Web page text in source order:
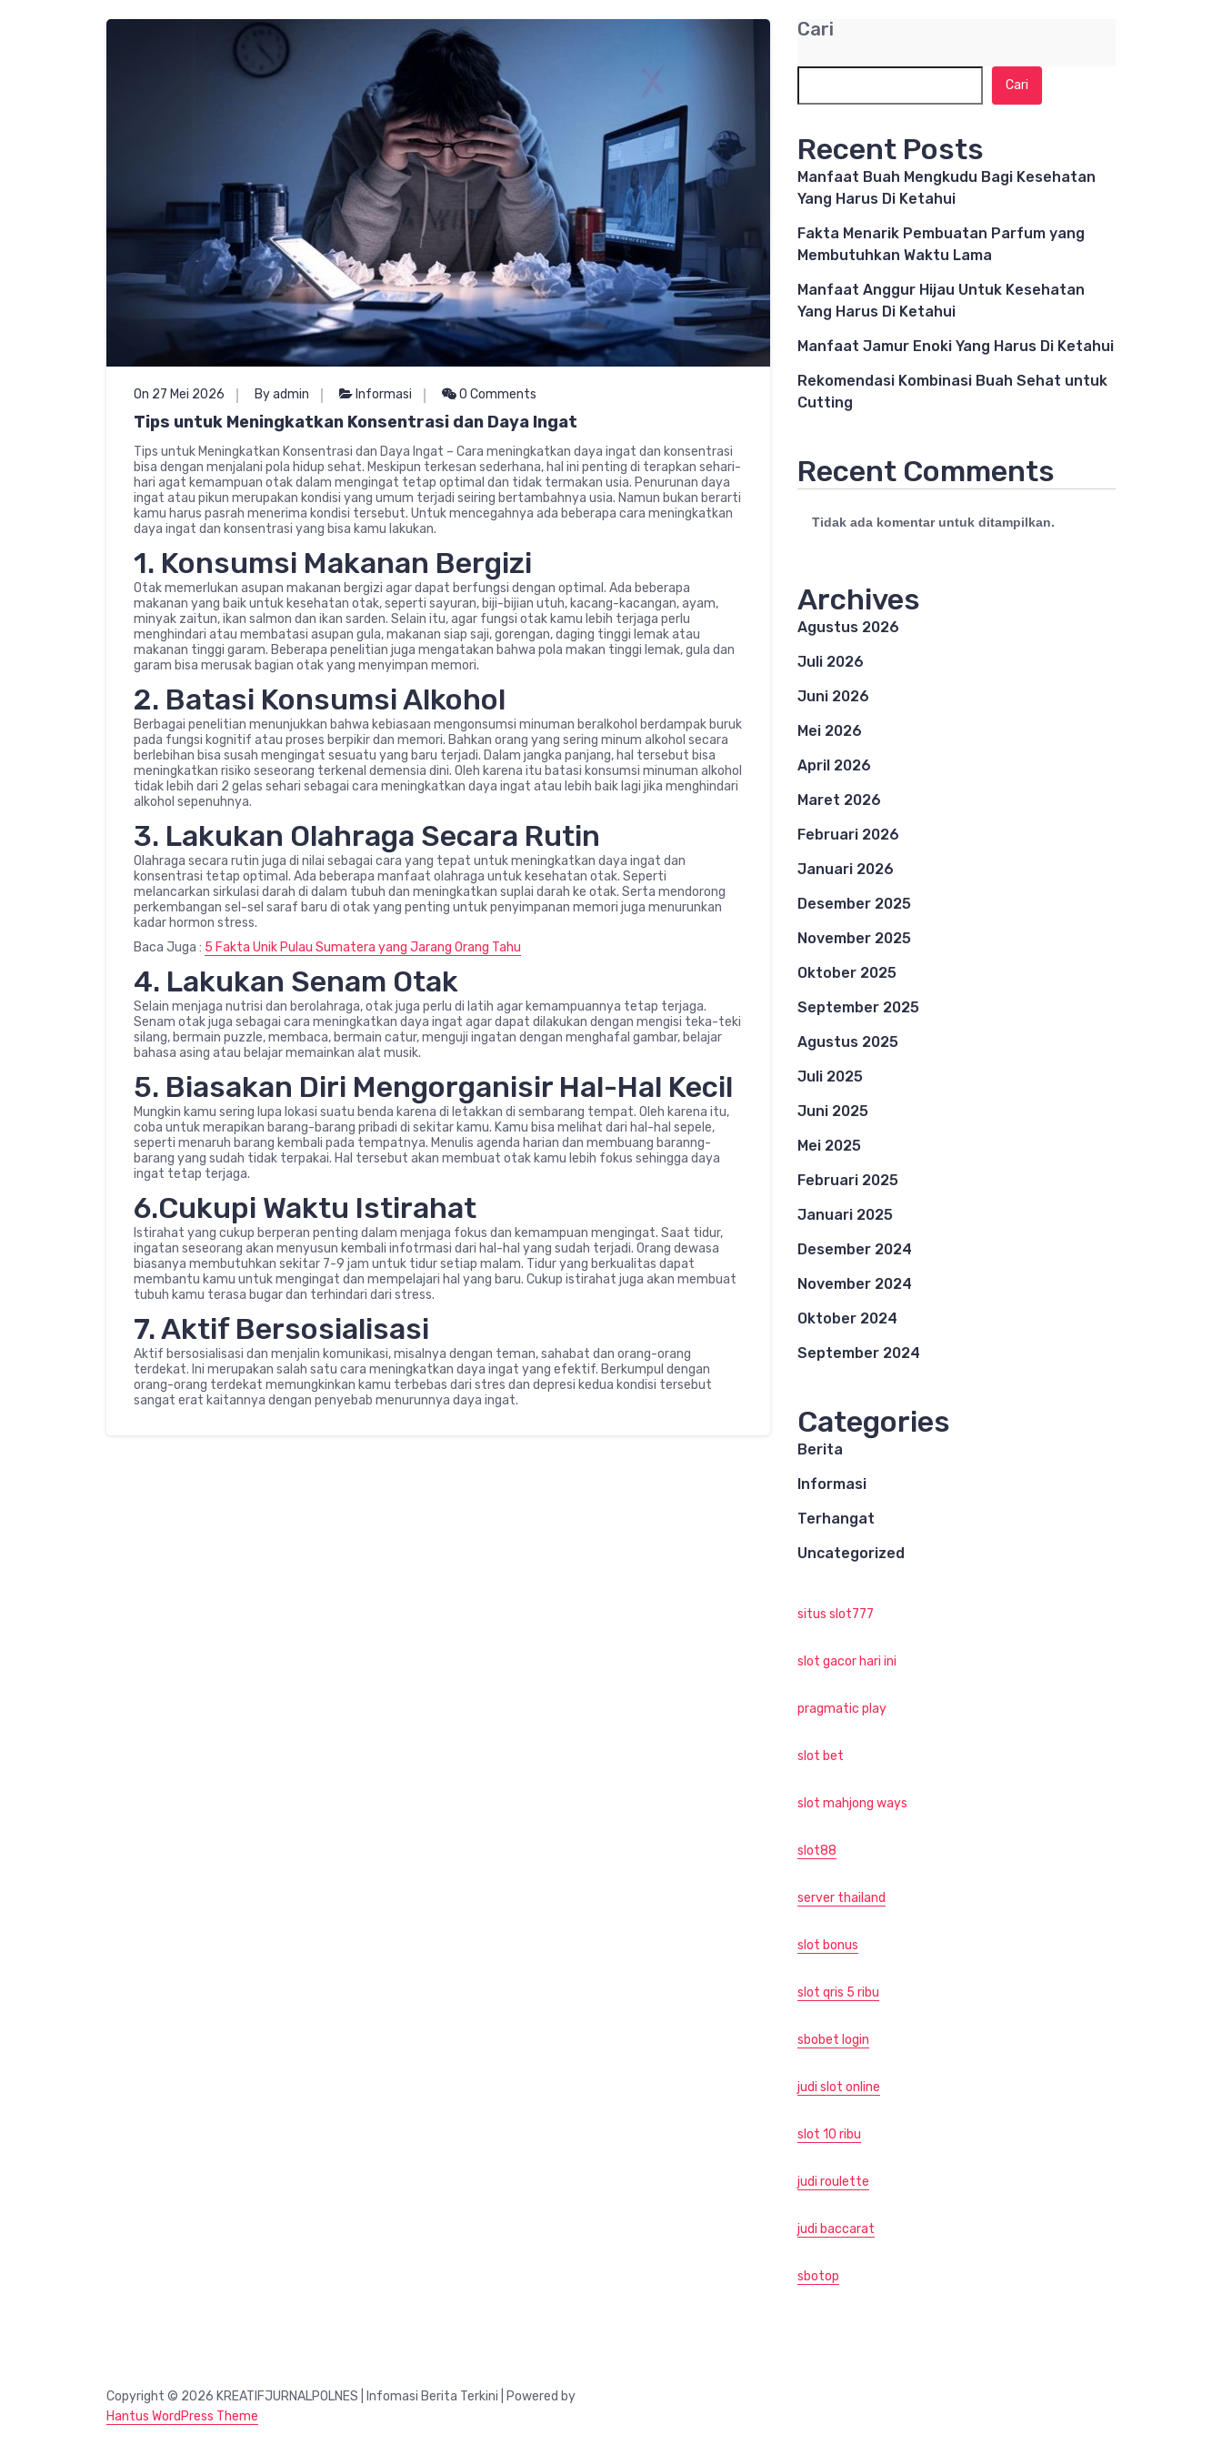
On 27 Mei 2026 By admin Informasi 0 Comments
Tips untuk Meningkatkan Konsentrasi dan Daya Ingat
Tips untuk Meningkatkan Konsentrasi dan Daya Ingat – Cara meningkatkan daya ingat dan konsentrasi
bisa dengan menjalani pola hidup sehat. Meskipun terkesan sederhana, hal ini penting di terapkan sehari-
hari agat kemampuan otak dalam mengingat tetap optimal dan tidak termakan usia. Penurunan daya
ingat atau pikun merupakan kondisi yang umum terjadi seiring bertambahnya usia. Namun bukan berarti
kamu harus pasrah menerima kondisi tersebut. Untuk mencegahnya ada beberapa cara meningkatkan
daya ingat dan konsentrasi yang bisa kamu lakukan.
1. Konsumsi Makanan Bergizi
Otak memerlukan asupan makanan bergizi agar dapat berfungsi dengan optimal. Ada beberapa
makanan yang baik untuk kesehatan otak, seperti sayuran, biji-bijian utuh, kacang-kacangan, ayam,
minyak zaitun, ikan salmon dan ikan sarden. Selain itu, agar fungsi otak kamu lebih terjaga perlu
menghindari atau membatasi asupan gula, makanan siap saji, gorengan, daging tinggi lemak atau
makanan tinggi garam. Beberapa penelitian juga mengatakan bahwa pola makan tinggi lemak, gula dan
garam bisa merusak bagian otak yang menyimpan memori.
2. Batasi Konsumsi Alkohol
Berbagai penelitian menunjukkan bahwa kebiasaan mengonsumsi minuman beralkohol berdampak buruk
pada fungsi kognitif atau proses berpikir dan memori. Bahkan orang yang sering minum alkohol secara
berlebihan bisa susah mengingat sesuatu yang baru terjadi. Dalam jangka panjang, hal tersebut bisa
meningkatkan risiko seseorang terkenal demensia dini. Oleh karena itu batasi konsumsi minuman alkohol
tidak lebih dari 2 gelas sehari sebagai cara meningkatkan daya ingat atau lebih baik lagi jika menghindari
alkohol sepenuhnya.
3. Lakukan Olahraga Secara Rutin
Olahraga secara rutin juga di nilai sebagai cara yang tepat untuk meningkatkan daya ingat dan
konsentrasi tetap optimal. Ada beberapa manfaat olahraga untuk kesehatan otak. Seperti
melancarkan sirkulasi darah di dalam tubuh dan meningkatkan suplai darah ke otak. Serta mendorong
perkembangan sel-sel saraf baru di otak yang penting untuk penyimpanan memori juga menurunkan
kadar hormon stress.
Baca Juga : 5 Fakta Unik Pulau Sumatera yang Jarang Orang Tahu
4. Lakukan Senam Otak
Selain menjaga nutrisi dan berolahraga, otak juga perlu di latih agar kemampuannya tetap terjaga.
Senam otak juga sebagai cara meningkatkan daya ingat agar dapat dilakukan dengan mengisi teka-teki
silang, bermain puzzle, membaca, bermain catur, menguji ingatan dengan menghafal gambar, belajar
bahasa asing atau belajar memainkan alat musik.
5. Biasakan Diri Mengorganisir Hal-Hal Kecil
Mungkin kamu sering lupa lokasi suatu benda karena di letakkan di sembarang tempat. Oleh karena itu,
coba untuk merapikan barang-barang pribadi di sekitar kamu. Kamu bisa melihat dari hal-hal sepele,
seperti menaruh barang kembali pada tempatnya. Menulis agenda harian dan membuang baranng-
barang yang sudah tidak terpakai. Hal tersebut akan membuat otak kamu lebih fokus sehingga daya
ingat tetap terjaga.
6.Cukupi Waktu Istirahat
Istirahat yang cukup berperan penting dalam menjaga fokus dan kemampuan mengingat. Saat tidur,
ingatan seseorang akan menyusun kembali infotrmasi dari hal-hal yang sudah terjadi. Orang dewasa
biasanya membutuhkan sekitar 7-9 jam untuk tidur setiap malam. Tidur yang berkualitas dapat
membantu kamu untuk mengingat dan mempelajari hal yang baru. Cukup istirahat juga akan membuat
tubuh kamu terasa bugar dan terhindari dari stress.
7. Aktif Bersosialisasi
Aktif bersosialisasi dan menjalin komunikasi, misalnya dengan teman, sahabat dan orang-orang
terdekat. Ini merupakan salah satu cara meningkatkan daya ingat yang efektif. Berkumpul dengan
orang-orang terdekat memungkinkan kamu terbebas dari stres dan depresi kedua kondisi tersebut
sangat erat kaitannya dengan penyebab menurunnya daya ingat.
Cari
Cari
Recent Posts
Manfaat Buah Mengkudu Bagi Kesehatan
Yang Harus Di Ketahui
Fakta Menarik Pembuatan Parfum yang
Membutuhkan Waktu Lama
Manfaat Anggur Hijau Untuk Kesehatan
Yang Harus Di Ketahui
Manfaat Jamur Enoki Yang Harus Di Ketahui
Rekomendasi Kombinasi Buah Sehat untuk
Cutting
Recent Comments
Tidak ada komentar untuk ditampilkan.
Archives
Agustus 2026
Juli 2026
Juni 2026
Mei 2026
April 2026
Maret 2026
Februari 2026
Januari 2026
Desember 2025
November 2025
Oktober 2025
September 2025
Agustus 2025
Juli 2025
Juni 2025
Mei 2025
Februari 2025
Januari 2025
Desember 2024
November 2024
Oktober 2024
September 2024
Categories
Berita
Informasi
Terhangat
Uncategorized
situs slot777
slot gacor hari ini
pragmatic play
slot bet
slot mahjong ways
slot88
server thailand
slot bonus
slot qris 5 ribu
sbobet login
judi slot online
slot 10 ribu
judi roulette
judi baccarat
sbotop
Copyright © 2026 KREATIFJURNALPOLNES | Infomasi Berita Terkini | Powered by
Hantus WordPress Theme